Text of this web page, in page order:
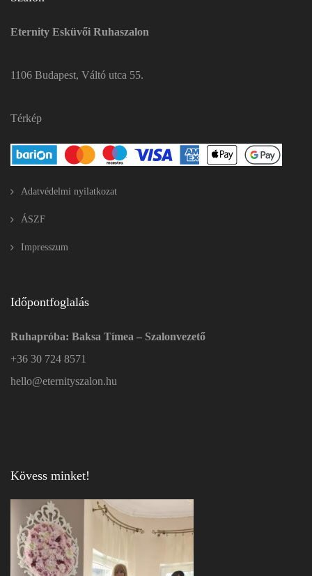
Eternity Esküvői Ruhaszalon
1106 Budapest, Váltó utca 55.
Térkép
Adatvédelmi nyilatkozat
ÁSZF
Impresszum
Időpontfoglalás
Ruhapróba: Baksa Tímea – Szalonvezető
+36 30 724 8571
hello@eternityszalon.hu
Kövess minket!